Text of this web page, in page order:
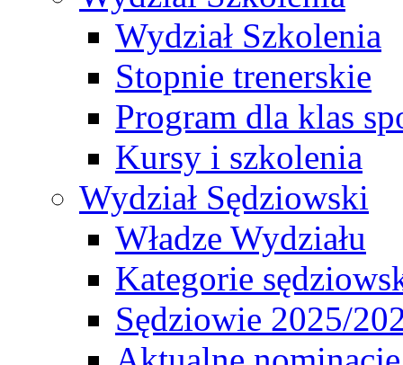
Wydział Szkolenia
Stopnie trenerskie
Program dla klas
Kursy i szkolenia
Wydział Sędziowski
Władze Wydziału
Kategorie
Sędziowie 2025/